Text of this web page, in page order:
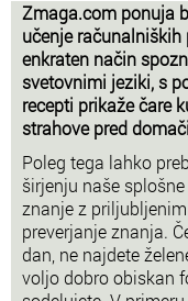
Zmaga.com ponuja
učenje računalniških
enkraten način
svetovnimi jeziki, s
recepti prikaže čare
strahove pred
Poleg tega lahko
širjenju naše
znanje z
preverjanje znanja.
dan, ne najdete
voljo dobro obiskan